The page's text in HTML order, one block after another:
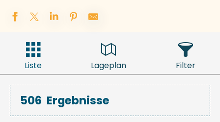
Liste Lageplan Filter
506 Ergebnisse